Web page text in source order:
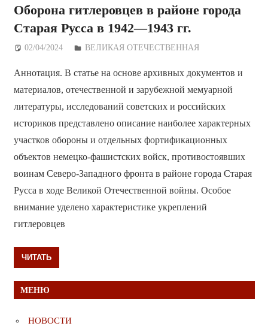
Оборона гитлеровцев в районе города
Старая Русса в 1942—1943 гг.
02/04/2024 Дежурный по Редакции
ВЕЛИКАЯ ОТЕЧЕСТВЕННАЯ
Аннотация. В статье на основе архивных документов и
материалов, отечественной и зарубежной мемуарной
литературы, исследований советских и российских
историков представлено описание наиболее характерных
участков обороны и отдельных фортификационных
объектов немецко-фашистских войск, противостоявших
воинам Северо-Западного фронта в районе города Старая
Русса в ходе Великой Отечественной войны. Особое
внимание уделено характеристике укреплений
гитлеровцев
ЧИТАТЬ
МЕНЮ
НОВОСТИ